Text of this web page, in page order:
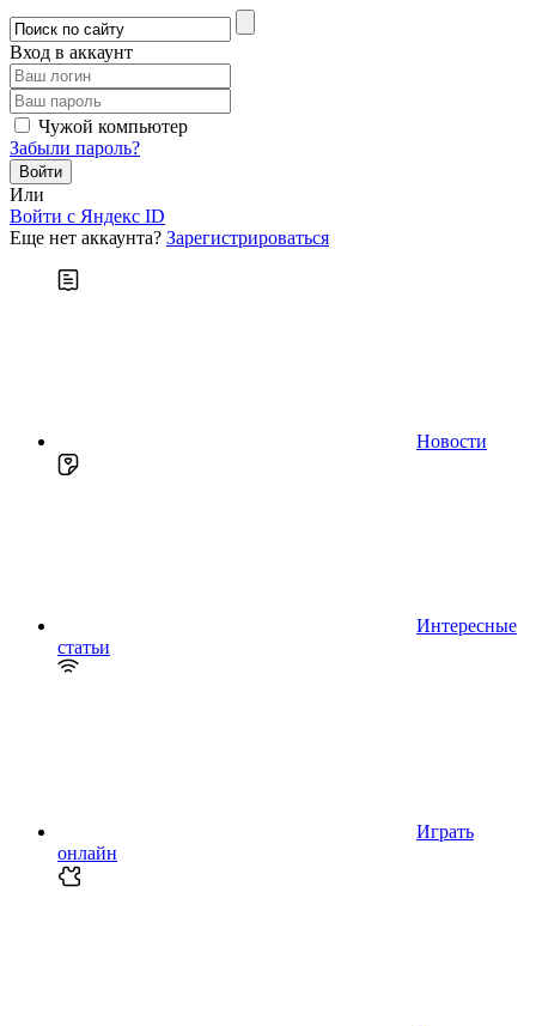
Вход в аккаунт
Чужой компьютер
Забыли пароль?
Или
Войти c Яндекс ID
Еще нет аккаунта? Зарегистрироваться
Новости
Интересные
статьи
Играть
онлайн